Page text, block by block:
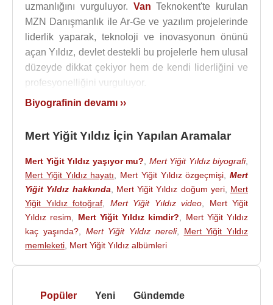
uzmanlığını vurguluyor. Van Teknokent'te kurulan
MZN Danışmanlık ile Ar-Ge ve yazılım projelerinde
liderlik yaparak, teknoloji ve inovasyonun önünü
açan Yıldız, devlet destekli bu projelerle hem ulusal
düzeyde dikkat çekiyor hem de kendi liderliğini ve
profesyonelliğini vurguluyor.
Mert Yiğit Yıldız'ın profesyonelliği ve e-ticaret
isimlerinden biri haline getiriyor.Mert Yiğit Yıldız
ilham vericiliğiyle örnek olmaya devam ediyor.
MZN Danışmanlık bünyesinde uzman bir ekibe
liderlik eden Yıldız, girişimcilere yol göstermeyi,
başarılarını paylaşmayı ve genç yeteneklere ilham
vermeyi sürdürüyor.
Kaynak:Biyografiler.com
Biyografinin devamı ››
Mert Yiğit Yıldız İçin Yapılan Aramalar
Mert Yiğit Yıldız yaşıyor mu? Mert Yiğit Yıldız biyografi,
Mert Yiğit Yıldız hayatı
Mert Yiğit Yıldız özgeçmişi
Mert
Yiğit Yıldız hakkında
Mert Yiğit Yıldız doğum yeri, Mert
Yiğit Yıldız fotoğraf
Mert Yiğit Yıldız video
Mert Yiğit
Yıldız resim
Mert Yiğit Yıldız kimdir?
Mert Yiğit Yıldız
kaç yaşında?, Mert Yiğit Yıldız nereli, Mert Yiğit Yıldız
memleketi Mert Yiğit Yıldız albümleri
Popüler Yeni Gündemde